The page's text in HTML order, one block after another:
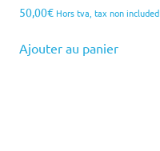
50,00€ Hors tva, tax non included
Ajouter au panier